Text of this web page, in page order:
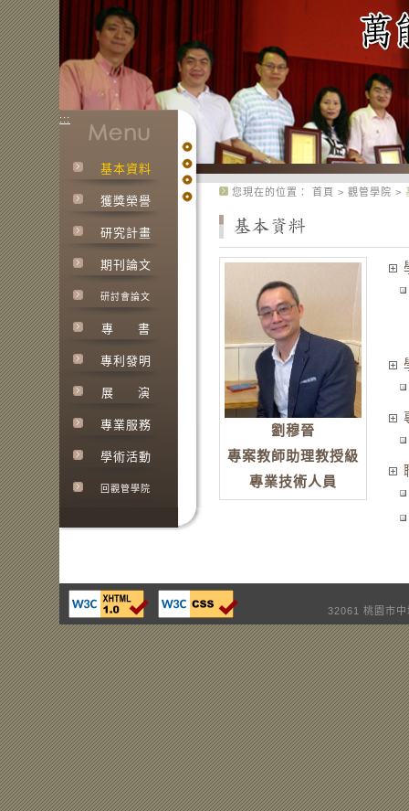
:::
基本資料
獲獎榮譽
研究計畫
期刊論文
研討會論文
專 書
專利發明
展 演
專業服務
學術活動
回觀管學院
您現在的位置： 首頁 > 觀管學院 >
劉穆晉
專案教師助理教授級
專業技術人員
32061 桃園市